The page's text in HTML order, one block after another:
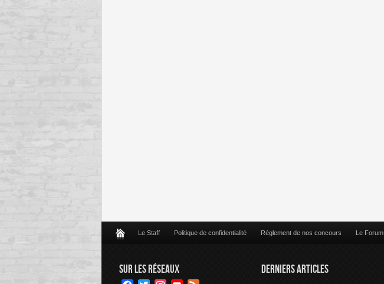
Le Staff Politique de confidentialité Règlement de nos concours Le Forum
SUR LES RÉSEAUX DERNIERS ARTICLES